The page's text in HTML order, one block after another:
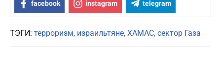
facebook instagram telegram
ТЭГИ: терроризм израильтяне ХАМАС сектор Газа